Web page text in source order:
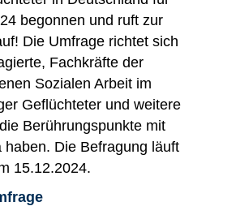
begonnen und ruft zur
Die Umfrage richtet sich
Fachkräfte der
Sozialen Arbeit im
Geflüchteter und weitere
Berührungspunkte mit
haben. Die Befragung läuft
15.12.2024.